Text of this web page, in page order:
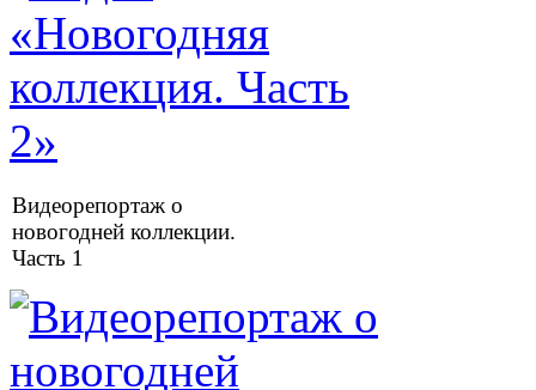
Видеорепортаж о
новогодней коллекции.
Часть 1